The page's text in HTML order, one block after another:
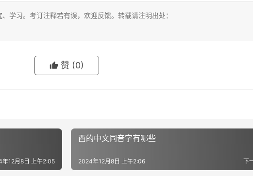
学习。考订注释若有误，欢迎反馈。转载请注明出处：
赞 (0)
年12月8日 上午2:05
酉的中文同音字有哪些
下
2024年12月8日 上午2:06